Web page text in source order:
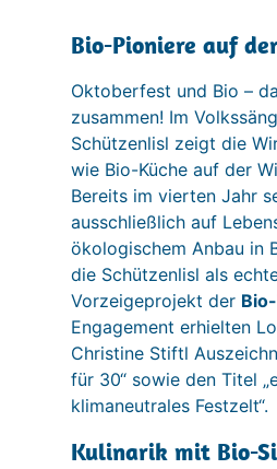
Bio-Pioniere auf
Oktoberfest und Bio –
zusammen! Im
Schützenlisl zeigt die
wie Bio-Küche auf der
Bereits im vierten Jahr
ausschließlich auf
ökologischem Anbau in
die Schützenlisl als
Vorzeigeprojekt der
Engagement erhielten
Christine Stiftl
für 30“ sowie den Titel
klimaneutrales Festzelt“.
Kulinarik mit Bio-